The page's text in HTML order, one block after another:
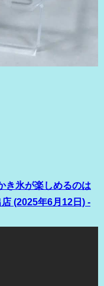
き氷が楽しめるのは
(2025年6月12日) -